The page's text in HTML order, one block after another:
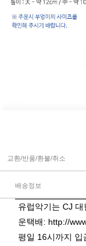
교환/반품/환불/취소
배송정보
유럽악기는 CJ
운택배: http://
평일 16시까지 입